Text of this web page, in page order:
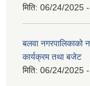
मिति: 06/24/2025
बलवा
कार्यक्रम तथा बजेट
मिति: 06/24/2025